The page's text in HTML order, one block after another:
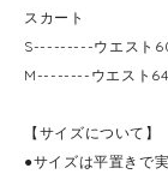
スカート
S---------ウエスト
M--------ウエスト
【サイズについて】
●サイズは平置きで